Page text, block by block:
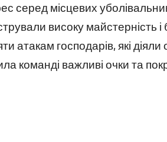
серед місцевих
високу майстерність
атакам господарів, які
команді важливі очки та